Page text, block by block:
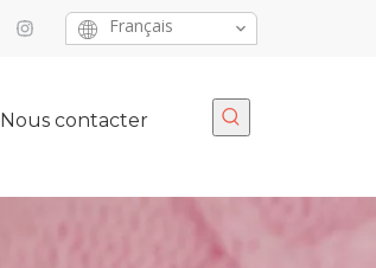
Français
Nous contacter